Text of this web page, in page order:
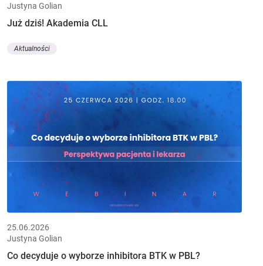
Justyna Golian
Już dziś! Akademia CLL
Aktualności
25.06.2026
Justyna Golian
Co decyduje o wyborze inhibitora BTK w PBL?